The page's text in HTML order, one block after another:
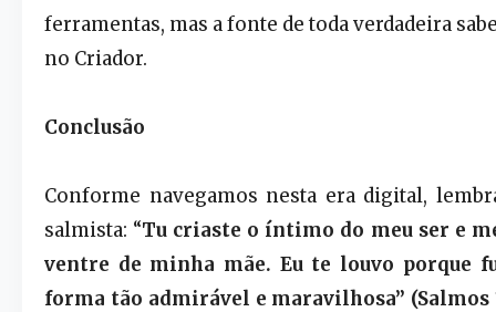
ferramentas, mas a fonte de toda verdadeira
no Criador.
Conclusão
Conforme navegamos nesta era digital,
salmista: “Tu criaste o íntimo do meu ser e
ventre de minha mãe. Eu te louvo porque
forma tão admirável e maravilhosa” (Salmos